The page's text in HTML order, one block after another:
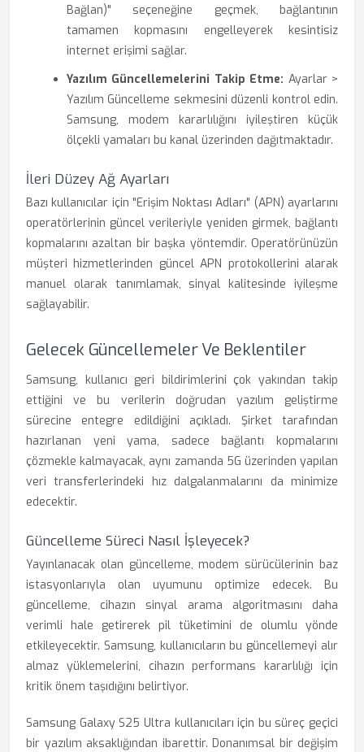
Bağlan)" seçeneğine geçmek, bağlantının
tamamen kopmasını engelleyerek kesintisiz
internet erişimi sağlar.
Yazılım Güncellemelerini Takip Etme: Ayarlar >
Yazılım Güncelleme sekmesini düzenli kontrol edin.
Samsung, modem kararlılığını iyileştiren küçük
ölçekli yamaları bu kanal üzerinden dağıtmaktadır.
İleri Düzey Ağ Ayarları
Bazı kullanıcılar için "Erişim Noktası Adları" (APN) ayarlarını
operatörlerinin güncel verileriyle yeniden girmek, bağlantı
kopmalarını azaltan bir başka yöntemdir. Operatörünüzün
müşteri hizmetlerinden güncel APN protokollerini alarak
manuel olarak tanımlamak, sinyal kalitesinde iyileşme
sağlayabilir.
Gelecek Güncellemeler Ve Beklentiler
Samsung, kullanıcı geri bildirimlerini çok yakından takip
ettiğini ve bu verilerin doğrudan yazılım geliştirme
sürecine entegre edildiğini açıkladı. Şirket tarafından
hazırlanan yeni yama, sadece bağlantı kopmalarını
çözmekle kalmayacak, aynı zamanda 5G üzerinden yapılan
veri transferlerindeki hız dalgalanmalarını da minimize
edecektir.
Güncelleme Süreci Nasıl İşleyecek?
Yayınlanacak olan güncelleme, modem sürücülerinin baz
istasyonlarıyla olan uyumunu optimize edecek. Bu
güncelleme, cihazın sinyal arama algoritmasını daha
verimli hale getirerek pil tüketimini de olumlu yönde
etkileyecektir. Samsung, kullanıcıların bu güncellemeyi alır
almaz yüklemelerini, cihazın performans kararlılığı için
kritik önem taşıdığını belirtiyor.
Samsung Galaxy S25 Ultra kullanıcıları için bu süreç geçici
bir yazılım aksaklığından ibarettir. Donanımsal bir değişim